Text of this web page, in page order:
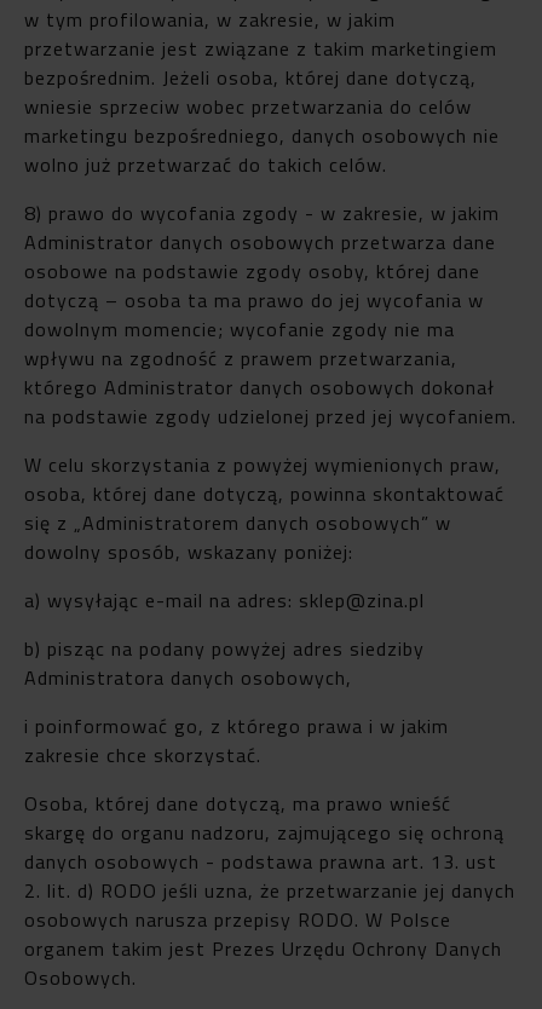
w tym profilowania, w zakresie, w jakim
przetwarzanie jest związane z takim marketingiem
bezpośrednim. Jeżeli osoba, której dane dotyczą,
wniesie sprzeciw wobec przetwarzania do celów
marketingu bezpośredniego, danych osobowych nie
wolno już przetwarzać do takich celów.
8) prawo do wycofania zgody - w zakresie, w jakim
Administrator danych osobowych przetwarza dane
osobowe na podstawie zgody osoby, której dane
dotyczą – osoba ta ma prawo do jej wycofania w
dowolnym momencie; wycofanie zgody nie ma
wpływu na zgodność z prawem przetwarzania,
którego Administrator danych osobowych dokonał
na podstawie zgody udzielonej przed jej wycofaniem.
W celu skorzystania z powyżej wymienionych praw,
osoba, której dane dotyczą, powinna skontaktować
się z „Administratorem danych osobowych” w
dowolny sposób, wskazany poniżej:
a) wysyłając e-mail na adres: sklep@zina.pl
b) pisząc na podany powyżej adres siedziby
Administratora danych osobowych,
i poinformować go, z którego prawa i w jakim
zakresie chce skorzystać.
Osoba, której dane dotyczą, ma prawo wnieść
skargę do organu nadzoru, zajmującego się ochroną
danych osobowych - podstawa prawna art. 13. ust
2. lit. d) RODO jeśli uzna, że przetwarzanie jej danych
osobowych narusza przepisy RODO. W Polsce
organem takim jest Prezes Urzędu Ochrony Danych
Osobowych.